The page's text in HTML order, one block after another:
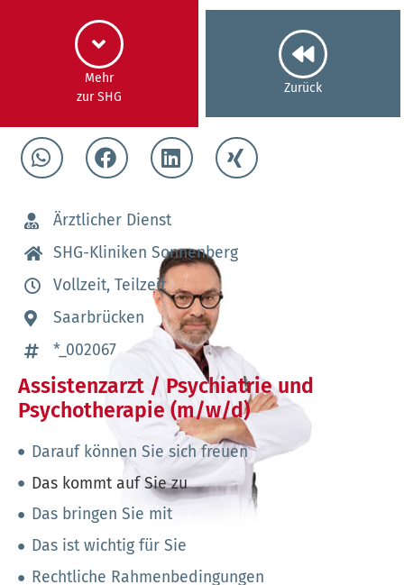
Mehr
zur SHG
Zurück
Assistenzarzt / Psychiatrie und
Psychotherapie (m/w/d)
Darauf können Sie sich freuen
Das kommt auf Sie zu
Das bringen Sie mit
Das ist wichtig für Sie
Rechtliche Rahmenbedingungen
Ärztlicher Dienst
SHG-Kliniken Sonnenberg
Vollzeit, Teilzeit
Saarbrücken
*_002067